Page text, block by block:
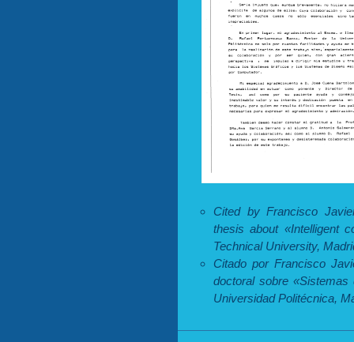
Cited by Francisco
thesis about «Intelligent
Technical University,
Citado por Francisco
doctoral sobre «Sistemas
Universidad Politécnica,